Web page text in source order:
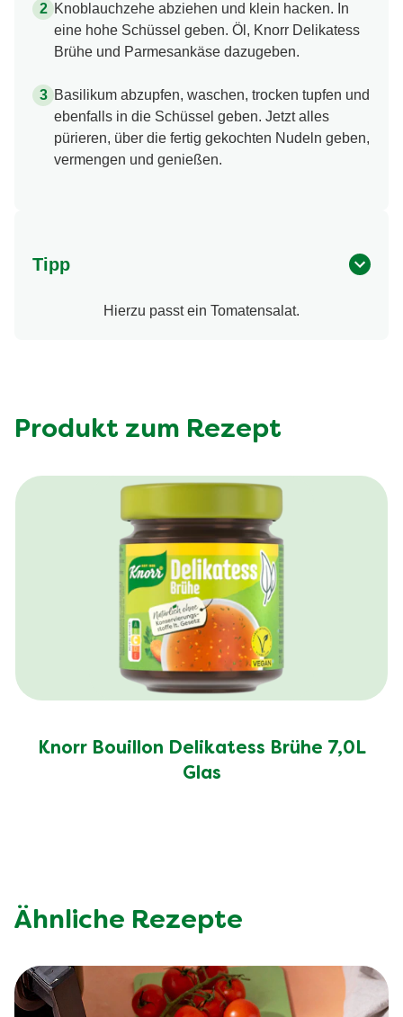
Knoblauchzehe abziehen und klein hacken. In
eine hohe Schüssel geben. Öl, Knorr Delikatess
Brühe und Parmesankäse dazugeben.
Basilikum abzupfen, waschen, trocken tupfen und
ebenfalls in die Schüssel geben. Jetzt alles
pürieren, über die fertig gekochten Nudeln geben,
vermengen und genießen.
Tipp
Hierzu passt ein Tomatensalat.
Produkt zum Rezept
Knorr Bouillon Delikatess Brühe 7,0L
Glas
Ähnliche Rezepte